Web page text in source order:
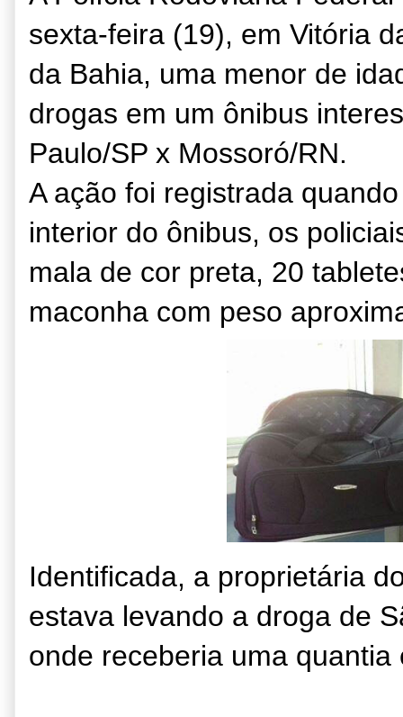
sexta-feira (19), em Vitória
da Bahia, uma menor de
drogas em um ônibus
Paulo/SP x Mossoró/RN.
A ação foi registrada
interior do ônibus, os
mala de cor preta, 20
maconha com peso
Identificada, a proprietária
estava levando a droga de
onde receberia uma